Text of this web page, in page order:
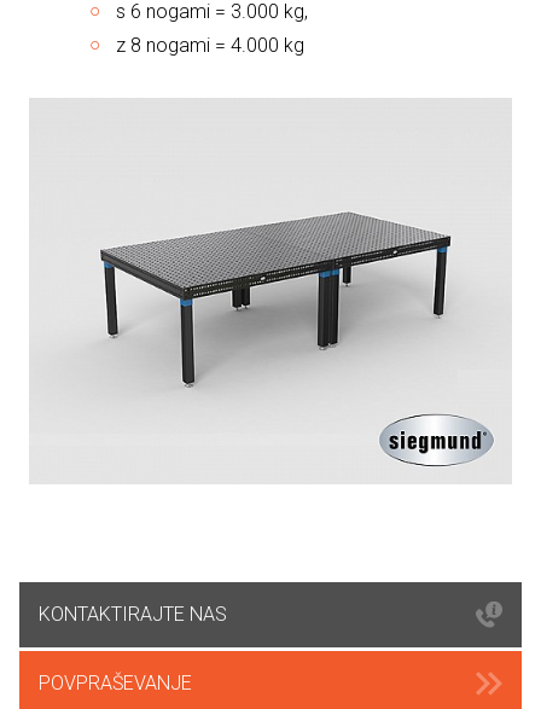
s 6 nogami = 3.000 kg,
z 8 nogami = 4.000 kg
KONTAKTIRAJTE NAS
POVPRAŠEVANJE